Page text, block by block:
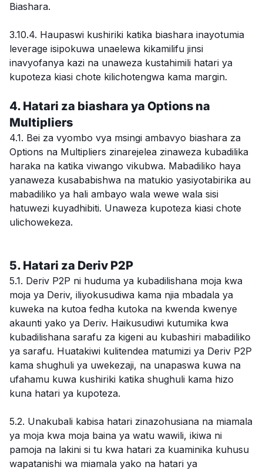
Biashara.
3.10.4. Haupaswi kushiriki katika biashara inayotumia
leverage isipokuwa unaelewa kikamilifu jinsi
inavyofanya kazi na unaweza kustahimili hatari ya
kupoteza kiasi chote kilichotengwa kama margin.
4. Hatari za biashara ya Options na
Multipliers
4.1. Bei za vyombo vya msingi ambavyo biashara za
Options na Multipliers zinarejelea zinaweza kubadilika
haraka na katika viwango vikubwa. Mabadiliko haya
yanaweza kusababishwa na matukio yasiyotabirika au
mabadiliko ya hali ambayo wala wewe wala sisi
hatuwezi kuyadhibiti. Unaweza kupoteza kiasi chote
ulichowekeza.
5. Hatari za Deriv P2P
5.1. Deriv P2P ni huduma ya kubadilishana moja kwa
moja ya Deriv, iliyokusudiwa kama njia mbadala ya
kuweka na kutoa fedha kutoka na kwenda kwenye
akaunti yako ya Deriv. Haikusudiwi kutumika kwa
kubadilishana sarafu za kigeni au kubashiri mabadiliko
ya sarafu. Huatakiwi kulitendea matumizi ya Deriv P2P
kama shughuli ya uwekezaji, na unapaswa kuwa na
ufahamu kuwa kushiriki katika shughuli kama hizo
kuna hatari ya kupoteza.
5.2. Unakubali kabisa hatari zinazohusiana na miamala
ya moja kwa moja baina ya watu wawili, ikiwa ni
pamoja na lakini si tu kwa hatari za kuaminika kuhusu
wapatanishi wa miamala yako na hatari ya